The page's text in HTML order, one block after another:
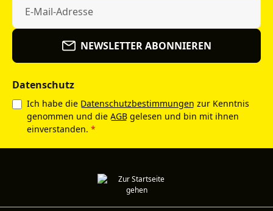
NEWSLETTER ABONNIEREN
Datenschutz
Ich habe die Datenschutzbestimmungen zur Kenntnis
genommen und die AGB gelesen und bin mit ihnen
einverstanden. *